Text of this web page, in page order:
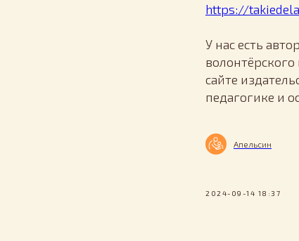
https://
У нас есть
сайте
педагогике и
Апельсин
2024-09-14 18:37